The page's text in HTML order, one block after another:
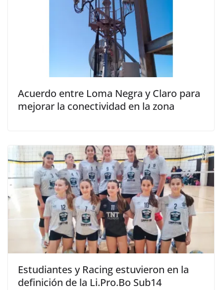
Acuerdo entre Loma Negra y Claro para
mejorar la conectividad en la zona
Estudiantes y Racing estuvieron en la
definición de la Li.Pro.Bo Sub14